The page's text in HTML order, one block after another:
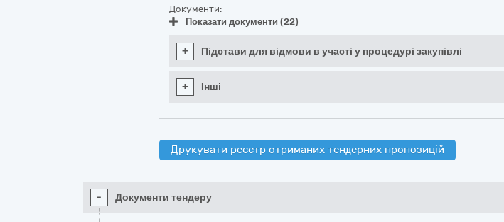
Документи:
Показати документи (22)
+ Підстави для відмови в участі у процедурі закупівлі
+ Інші
Друкувати реєстр отриманих тендерних пропозицій
- Документи тендеру